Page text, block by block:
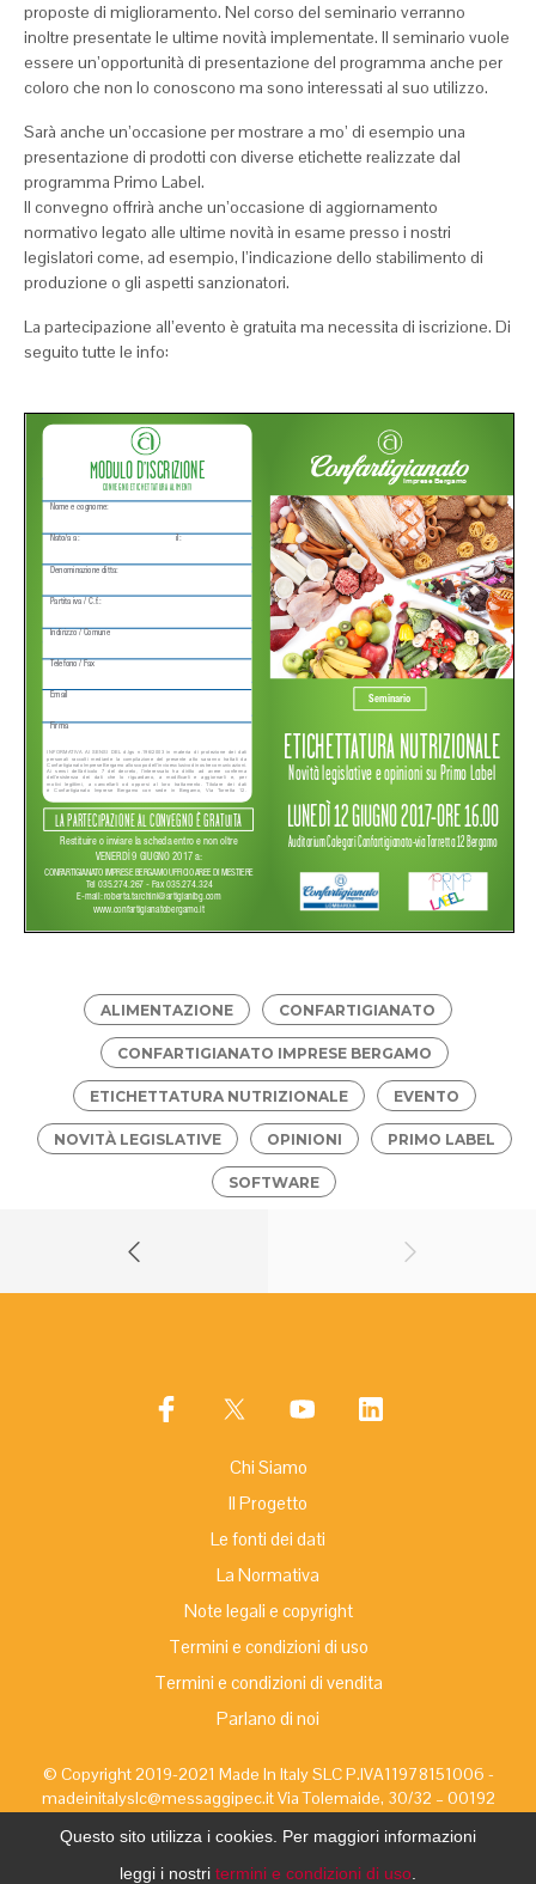
proposte di miglioramento. Nel corso del seminario verranno
inoltre presentate le ultime novità implementate. Il seminario vuole
essere un’opportunità di presentazione del programma anche per
coloro che non lo conoscono ma sono interessati al suo utilizzo.
Sarà anche un’occasione per mostrare a mo’ di esempio una
presentazione di prodotti con diverse etichette realizzate dal
programma Primo Label.
Il convegno offrirà anche un’occasione di aggiornamento
normativo legato alle ultime novità in esame presso i nostri
legislatori come, ad esempio, l’indicazione dello stabilimento di
produzione o gli aspetti sanzionatori.
La partecipazione all’evento è gratuita ma necessita di iscrizione. Di
seguito tutte le info:
ALIMENTAZIONE CONFARTIGIANATO
CONFARTIGIANATO IMPRESE BERGAMO
ETICHETTATURA NUTRIZIONALE EVENTO
NOVITÀ LEGISLATIVE OPINIONI PRIMO LABEL
SOFTWARE
Chi Siamo
Il Progetto
Le fonti dei dati
La Normativa
Note legali e copyright
Termini e condizioni di uso
Termini e condizioni di vendita
Parlano di noi
© Copyright 2019-2021 Made In Italy SLC P.IVA11978151006 -
madeinitalyslc@messaggipec.it Via Tolemaide, 30/32 – 00192
06/39038162 Sito web:Made In Italy SLC– Primo Label
Risoluzione online delle controversie
Questo sito utilizza i cookies. Per maggiori informazioni
leggi i nostri termini e condizioni di uso